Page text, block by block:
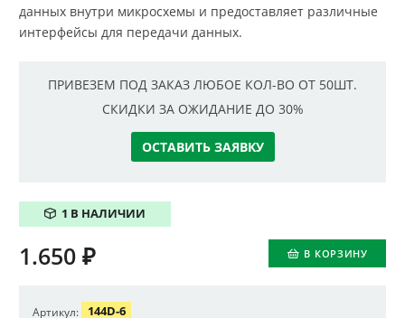
данных внутри микросхемы и предоставляет различные
интерфейсы для передачи данных.
ПРИВЕЗЕМ ПОД ЗАКАЗ ЛЮБОЕ КОЛ-ВО ОТ 50ШТ.
СКИДКИ ЗА ОЖИДАНИЕ ДО 30%
ОСТАВИТЬ ЗАЯВКУ
1 В НАЛИЧИИ
В КОРЗИНУ
1.650 ₽
Артикул: 144D-6